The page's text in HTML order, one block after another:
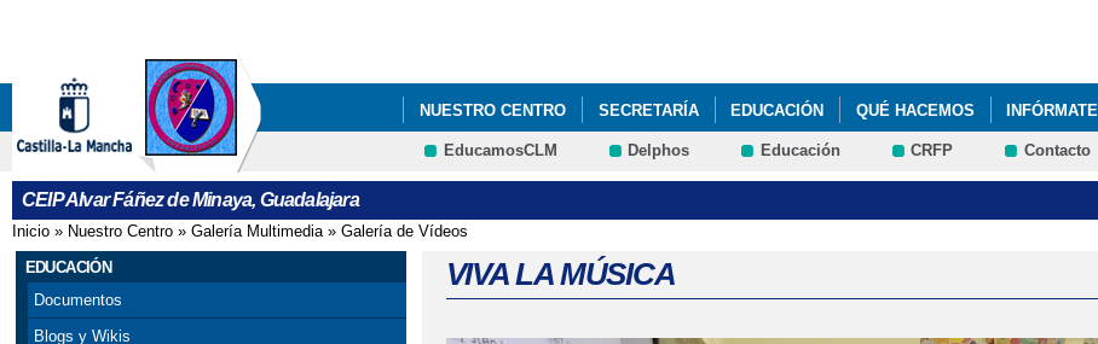
NUESTRO CENTRO SECRETARÍA EDUCACIÓN QUÉ HACEMOS INFÓRMATE
EducamosCLM Delphos Educación CRFP Contacto
CEIP Alvar Fáñez de Minaya, Guadalajara
Se encuentra usted aquí
Inicio » Nuestro Centro » Galería Multimedia» Galería de Vídeos
EDUCACIÓN
Documentos
Blogs y Wikis
VIVA LA MÚSICA